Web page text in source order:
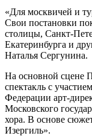
«Для москвичей и
Свои постановки
столицы, Санкт-
Екатеринбурга и
Наталья Сергунина.
На основной сцене
спектакль с
Федерации арт-
Московского
хора. В основе
Изергиль».